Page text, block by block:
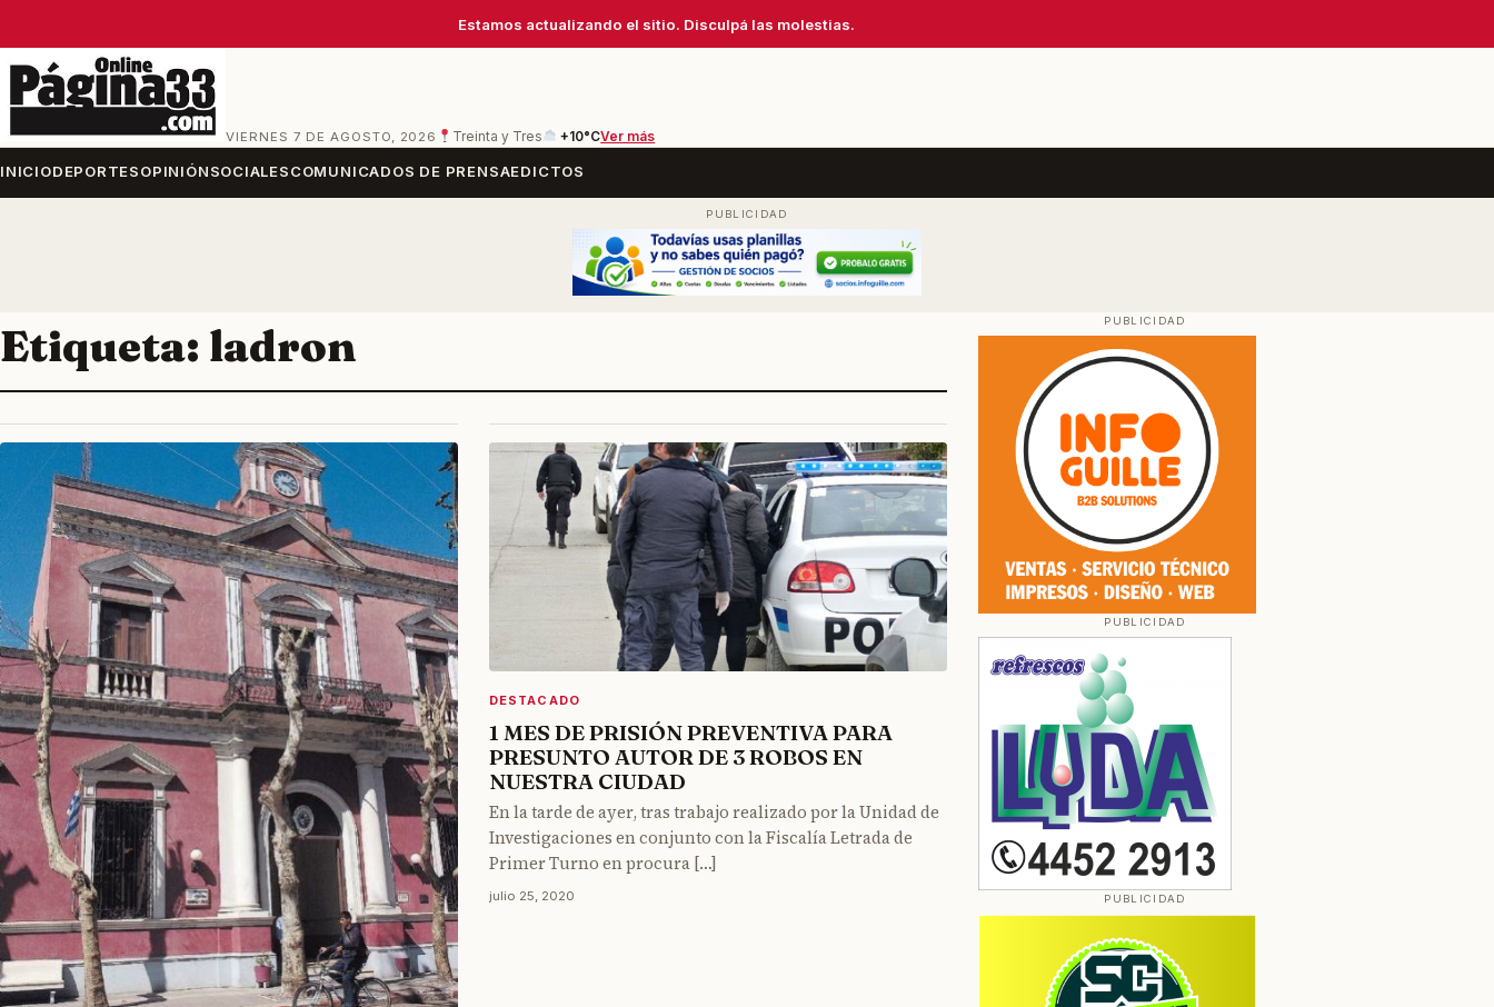
Estamos actualizando el sitio. Disculpá las molestias.
VIERNES 7 DE AGOSTO, 2026 Treinta y Tres +10°CVer más
INICIODEPORTESOPINIÓNSOCIALESCOMUNICADOS DE PRENSAEDICTOS
Etiqueta: ladron
DESTACADO
1 MES DE PRISIÓN PREVENTIVA PARA
PRESUNTO AUTOR DE 3 ROBOS EN
NUESTRA CIUDAD
En la tarde de ayer, tras trabajo realizado por la Unidad de
Investigaciones en conjunto con la Fiscalía Letrada de
Primer Turno en procura […]
julio 25, 2020